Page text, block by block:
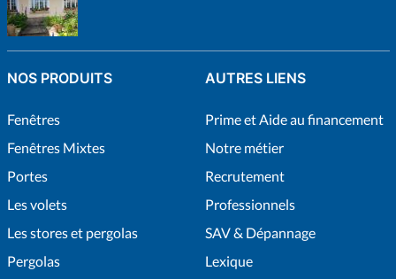
NOS PRODUITS
Fenêtres
Fenêtres Mixtes
Portes
Les volets
Les stores et pergolas
Pergolas
AUTRES LIENS
Prime et Aide au financement
Notre métier
Recrutement
Professionnels
SAV & Dépannage
Lexique